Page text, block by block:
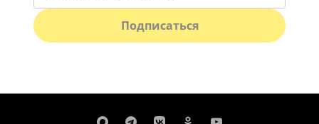
Подписаться